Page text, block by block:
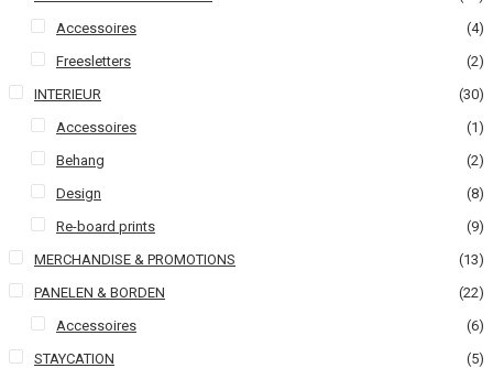
Accessoires
(4)
Freesletters
(2)
INTERIEUR
(30)
Accessoires
(1)
Behang
(2)
Design
(8)
Re-board prints
(9)
MERCHANDISE & PROMOTIONS
(13)
PANELEN & BORDEN
(22)
Accessoires
(6)
STAYCATION
(5)